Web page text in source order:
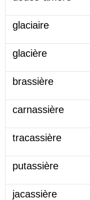
glaciaire
glacière
brassière
carnassière
tracassière
putassière
jacassière